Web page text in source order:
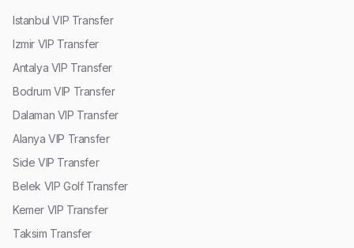
Istanbul VIP Transfer
Izmir VIP Transfer
Antalya VIP Transfer
Bodrum VIP Transfer
Dalaman VIP Transfer
Alanya VIP Transfer
Side VIP Transfer
Belek VIP Golf Transfer
Kemer VIP Transfer
Taksim Transfer